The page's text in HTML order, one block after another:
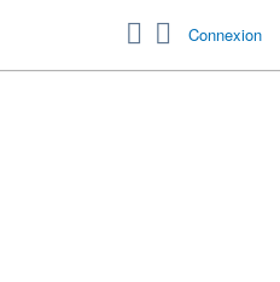
Connexion